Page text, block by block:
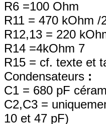
R6 =100 Ohm
R11 = 470 kOhm
R12,13 = 220
R14 =4kOhm 7
R15 = cf. texte et
Condensateurs :
C1 = 680 pF
C2,C3 =
10 et 47 pF)